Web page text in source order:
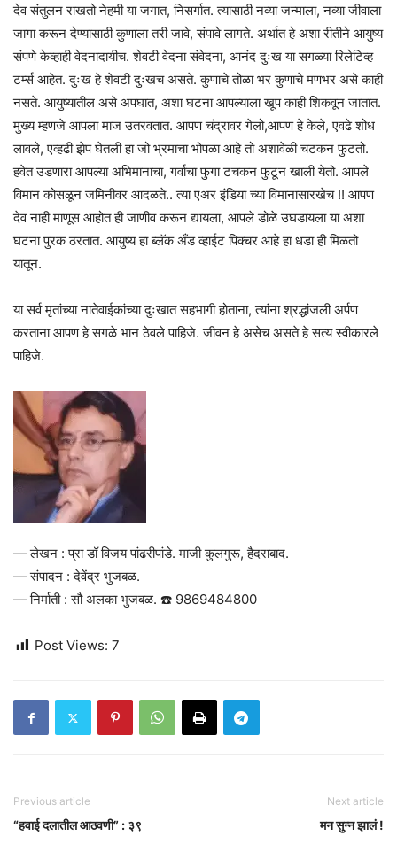
देव संतुलन राखतो नेहमी या जगात, निसर्गात. त्यासाठी नव्या जन्माला, नव्या जीवाला
जागा करून देण्यासाठी कुणाला तरी जावे, संपावे लागते. अर्थात हे अशा रीतीने आयुष्य
संपणे केव्हाही वेदनादायीच. शेवटी वेदना संवेदना, आनंद दुःख या सगळ्या रिलेटिव्ह
टर्म्स आहेत. दुःख हे शेवटी दुःखच असते. कुणाचे तोळा भर कुणाचे मणभर असे काही
नसते. आयुष्यातील असे अपघात, अशा घटना आपल्याला खूप काही शिकवून जातात.
मुख्य म्हणजे आपला माज उतरवतात. आपण चंद्रावर गेलो,आपण हे केले, एवढे शोध
लावले, एव्हढी झेप घेतली हा जो भ्रमाचा भोपळा आहे तो अशावेळी चटकन फुटतो.
हवेत उडणारा आपल्या अभिमानाचा, गर्वाचा फुगा टचकन फुटून खाली येतो. आपले
विमान कोसळून जमिनीवर आदळते.. त्या एअर इंडिया च्या विमानासारखेच !! आपण
देव नाही माणूस आहोत ही जाणीव करून द्यायला, आपले डोळे उघडायला या अशा
घटना पुरक ठरतात. आयुष्य हा ब्लॅक अँड व्हाईट पिक्चर आहे हा धडा ही मिळतो
यातून.
या सर्व मृतांच्या नातेवाईकांच्या दुःखात सहभागी होताना, त्यांना श्रद्धांजली अर्पण
करताना आपण हे सगळे भान ठेवले पाहिजे. जीवन हे असेच असते हे सत्य स्वीकारले
पाहिजे.
— लेखन : प्रा डॉ विजय पांढरीपांडे. माजी कुलगुरू, हैदराबाद.
— संपादन : देवेंद्र भुजबळ.
— निर्माती : सौ अलका भुजबळ. ☎️ 9869484800
Post Views: 7
Previous article
“हवाई दलातील आठवणी” : ३९
Next article
मन सुन्न झालं !